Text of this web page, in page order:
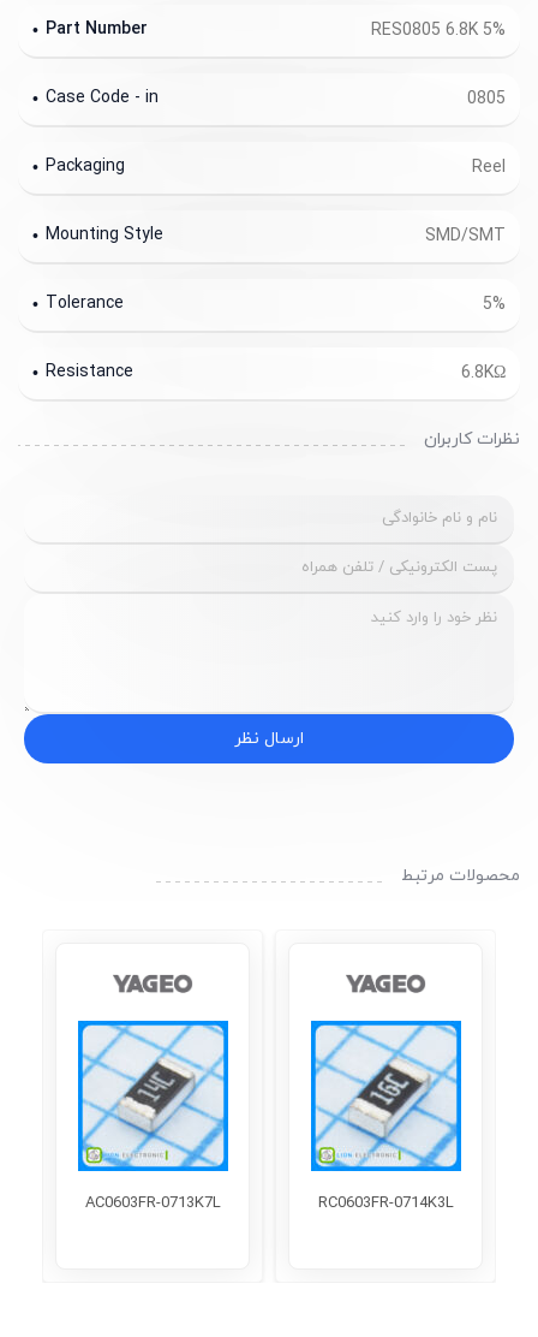
RES0805 6.8K 5%
Part Number
0805
Case Code - in
Reel
Packaging
SMD/SMT
Mounting Style
5%
Tolerance
6.8KΩ
Resistance
نظرات کاربران
ارسال نظر
محصولات مرتبط
RC0603FR-0714K3L
AC0603FR-0713K7L